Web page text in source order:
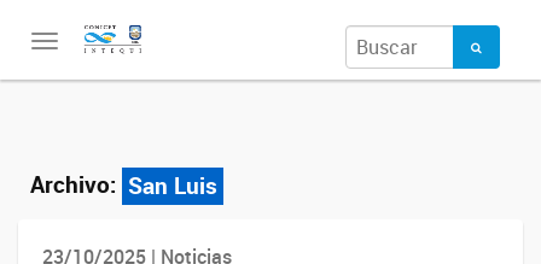
Toggle
Archivo: San Luis
23/10/2025 | Noticias